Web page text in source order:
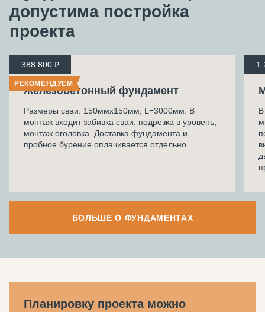
допустима постройка
проекта
Железобетонный фундамент
Размеры сваи: 150ммх150мм, L=3000мм. В
монтаж входит забивка сваи, подрезка в уровень,
монтаж оголовка. Доставка фундамента и
пробное бурение оплачивается отдельно.
388 800 ₽
РЕКОМЕНДУЕМ
1
БОЛЬШЕ О ФУНДАМЕНТАХ
Планировку проекта можно